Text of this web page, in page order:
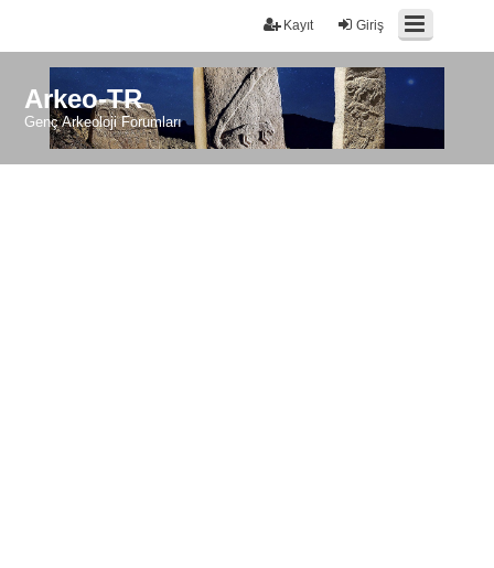
Giriş
Kayıt
Arkeo-TR
Genç Arkeoloji Forumları